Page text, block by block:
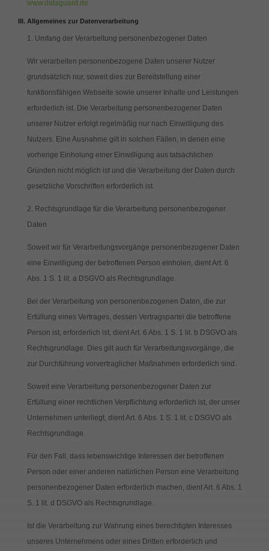
www.dataguard.de
Allgemeines zur Datenverarbeitung
1. Umfang der Verarbeitung personenbezogener Daten
Wir verarbeiten personenbezogene Daten unserer Nutzer
grundsätzlich nur, soweit dies zur Bereitstellung einer
funktionsfähigen Webseite sowie unserer Inhalte und Leistungen
erforderlich ist. Die Verarbeitung personenbezogener Daten
unserer Nutzer erfolgt regelmäßig nur nach Einwilligung des
Nutzers. Eine Ausnahme gilt in solchen Fällen, in denen eine
vorherige Einholung einer Einwilligung aus tatsächlichen
Gründen nicht möglich ist und die Verarbeitung der Daten durch
gesetzliche Vorschriften erforderlich ist.
2. Rechtsgrundlage für die Verarbeitung personenbezogener
Daten
Soweit wir für Verarbeitungsvorgänge personenbezogener Daten
eine Einwilligung der betroffenen Person einholen, dient Art. 6
Abs. 1 S. 1 lit. a DSGVO als Rechtsgrundlage.
Bei der Verarbeitung von personenbezogenen Daten, die zur
Erfüllung eines Vertrages, dessen Vertragspartei die betroffene
Person ist, erforderlich ist, dient Art. 6 Abs. 1 S. 1 lit. b DSGVO als
Rechtsgrundlage. Dies gilt auch für Verarbeitungsvorgänge, die
zur Durchführung vorvertraglicher Maßnahmen erforderlich sind.
Soweit eine Verarbeitung personenbezogener Daten zur
Erfüllung einer rechtlichen Verpflichtung erforderlich ist, der unser
Unternehmen unterliegt, dient Art. 6 Abs. 1 S. 1 lit. c DSGVO als
Rechtsgrundlage.
Für den Fall, dass lebenswichtige Interessen der betroffenen
Person oder einer anderen natürlichen Person eine Verarbeitung
personenbezogener Daten erforderlich machen, dient Art. 6 Abs. 1
S. 1 lit. d DSGVO als Rechtsgrundlage.
Ist die Verarbeitung zur Wahrung eines berechtigten Interesses
unseres Unternehmens oder eines Dritten erforderlich und